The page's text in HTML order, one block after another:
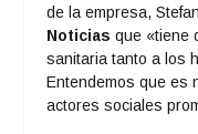
de la empresa,
Noticiasque «tiene
sanitaria tanto a los
Entendemos que es
actores sociales